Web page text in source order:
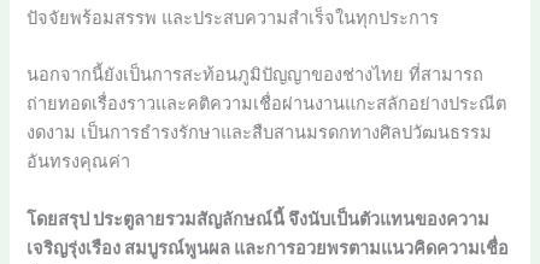
ปัจจัยพร้อมสรรพ และประสบความสำเร็จในทุกประการ
นอกจากนี้ยังเป็นการสะท้อนภูมิปัญญาของช่างไทย ที่สามารถ
ถ่ายทอดเรื่องราวและคติความเชื่อผ่านงานแกะสลักอย่างประณีต
งดงาม เป็นการธำรงรักษาและสืบสานมรดกทางศิลปวัฒนธรรม
อันทรงคุณค่า
โดยสรุป ประตูลายรวมสัญลักษณ์นี้ จึงนับเป็นตัวแทนของความ
เจริญรุ่งเรือง สมบูรณ์พูนผล และการอวยพรตามแนวคิดความเชื่อ